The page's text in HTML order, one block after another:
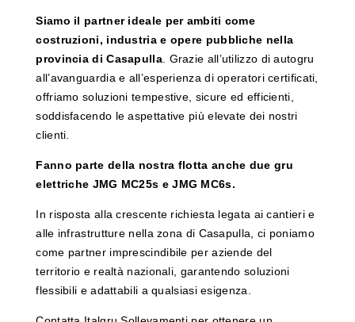
Siamo il partner ideale per ambiti come
costruzioni, industria e opere pubbliche nella
provincia di Casapulla. Grazie all’utilizzo di autogru
all’avanguardia e all’esperienza di operatori certificati,
offriamo soluzioni tempestive, sicure ed efficienti,
soddisfacendo le aspettative più elevate dei nostri
clienti.
Fanno parte della nostra flotta anche due gru
elettriche JMG MC25s e JMG MC6s.
In risposta alla crescente richiesta legata ai cantieri e
alle infrastrutture nella zona di Casapulla, ci poniamo
come partner imprescindibile per aziende del
territorio e realtà nazionali, garantendo soluzioni
flessibili e adattabili a qualsiasi esigenza.